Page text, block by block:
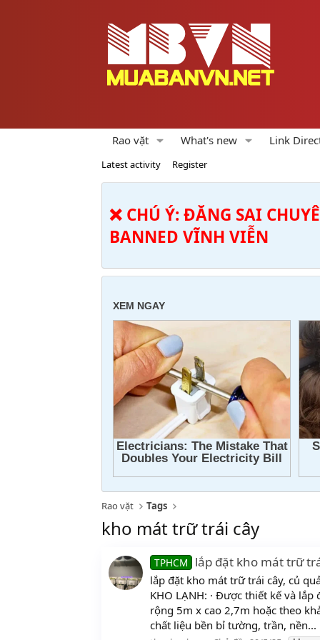
Rao vặt What's new Link
Latest activity Register
❌ CHÚ Ý: ĐĂNG SAI
BANNED VĨNH VIỄN
Rao vặt Tags
kho mát trữ trái cây
TPHCM lắp đặt kho mát trữ
lắp đặt kho mát trữ trái cây, củ
KHO LẠNH: · Được thiết kế và
rộng 5m x cao 2,7m hoặc theo
chất liệu bền bỉ tường, trần, nền...